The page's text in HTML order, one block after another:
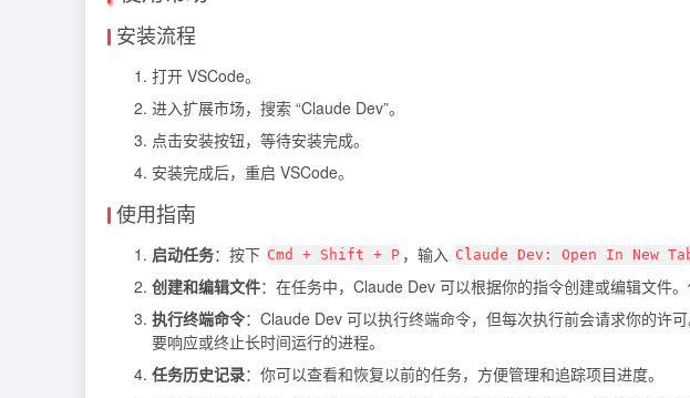
安装流程
打开 VSCode。
进入扩展市场，搜索 “Claude Dev”。
点击安装按钮，等待安装完成。
安装完成后，重启 VSCode。
使用指南
启动任务：按下 Cmd + Shift + P ，输入 Claude Dev: Open In New
创建和编辑文件：在任务中，Claude Dev 可以根据你的指令创建或编辑文件
执行终端命令：Claude Dev 可以执行终端命令，但每次执行前会请求你的许
要响应或终止长时间运行的进程。
任务历史记录：你可以查看和恢复以前的任务，方便管理和追踪项目进度。